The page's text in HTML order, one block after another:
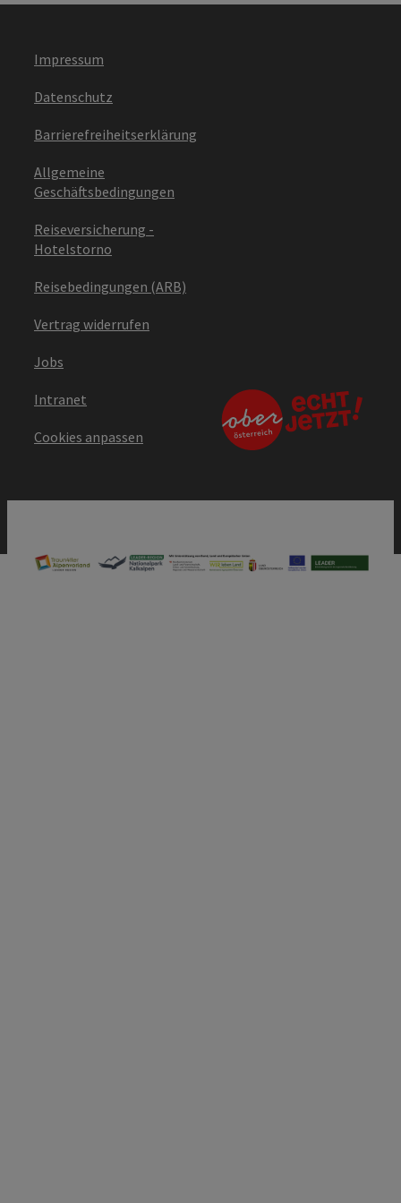
Impressum
Datenschutz
Barrierefreiheitserklärung
Allgemeine
Geschäftsbedingungen
Reiseversicherung -
Hotelstorno
Reisebedingungen (ARB)
Vertrag widerrufen
Jobs
Intranet
Cookies anpassen